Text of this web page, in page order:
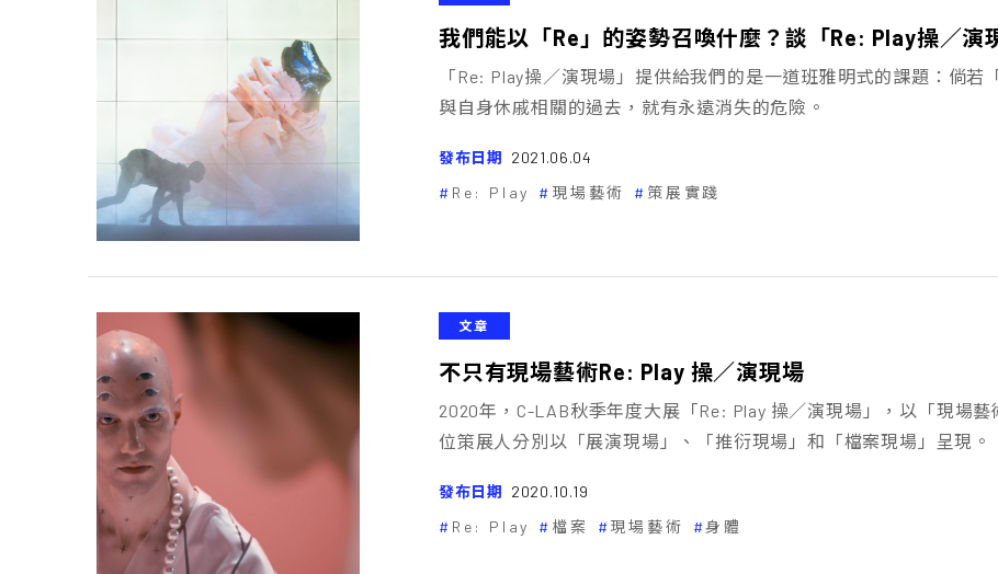
我們能以「Re」的姿勢召喚什麼？談「Re: Play操／演
「Re: Play操／演現場」提供給我們的是一道班雅明式的課題：倘
與自身休戚相關的過去，就有永遠消失的危險。
發布日期 2021.06.04
Re: Play
現場藝術 策展實踐
文章
不只有現場藝術――Re: Play 操／演現場
2020年，C-LAB秋季年度大展「Re: Play 操／演現場」，以「現場
位策展人分別以「展演現場」、「推衍現場」和「檔案現場」呈現。
發布日期 2020.10.19
Re: Play
檔案 現場藝術 身體